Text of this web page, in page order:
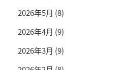
2026年5月 (8)
2026年4月 (9)
2026年3月 (9)